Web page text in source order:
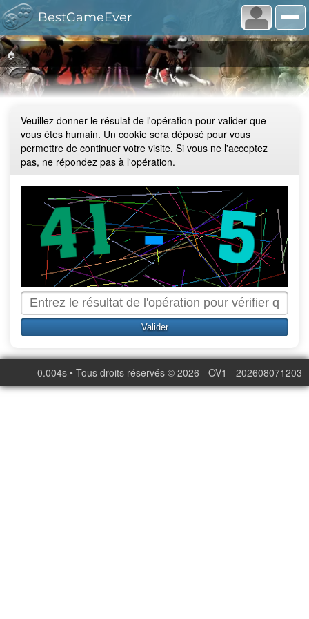
BestGameEver
🏠
Veuillez donner le résulat de l'opération pour valider que
vous êtes humain. Un cookie sera déposé pour vous
permettre de continuer votre visite. Si vous ne l'acceptez
pas, ne répondez pas à l'opération.
0.004s • Tous droits réservés © 2026 - OV1 - 202608071203